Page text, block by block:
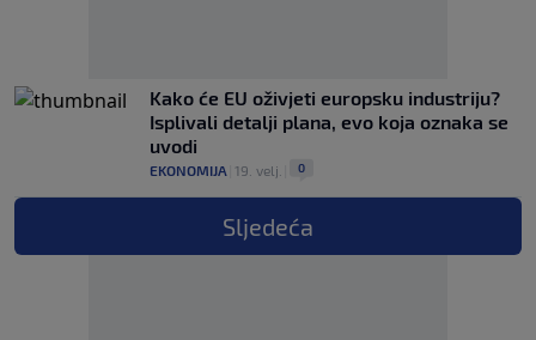
Kako će EU oživjeti europsku industriju?
Isplivali detalji plana, evo koja oznaka se
uvodi
EKONOMIJA 19. velj. 0
Sljedeća